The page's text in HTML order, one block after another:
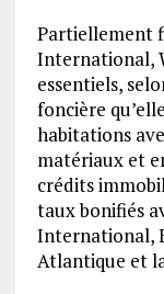
Partiellement
International,
essentiels,
foncière
habitations
matériaux et
crédits
taux bonifiés
International,
Atlantique et